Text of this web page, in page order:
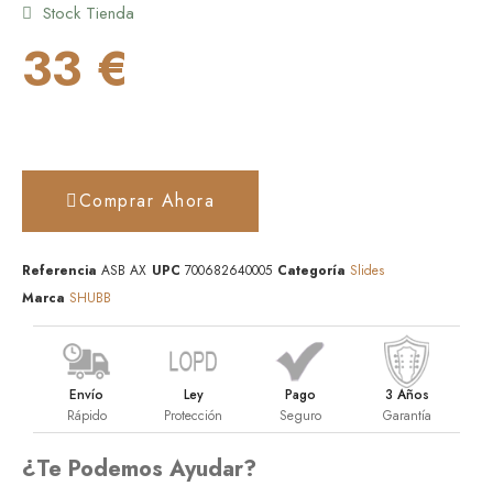
Stock Tienda
33 €
Comprar Ahora
Referencia ASB AX UPC 700682640005 Categoría Slides
Marca SHUBB
Envío
Rápido
Ley
Protección
Pago
Seguro
3 Años
Garantía
¿Te Podemos Ayudar?